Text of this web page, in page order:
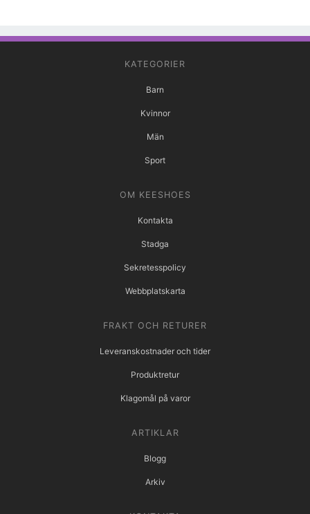
KATEGORIER
Barn
Kvinnor
Män
Sport
OM KEESHOES
Kontakta
Stadga
Sekretesspolicy
Webbplatskarta
FRAKT OCH RETURER
Leveranskostnader och tider
Produktretur
Klagomål på varor
ARTIKLAR
Blogg
Arkiv